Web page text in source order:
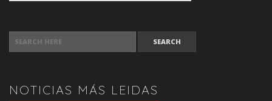
NOTICIAS MÁS LEIDAS